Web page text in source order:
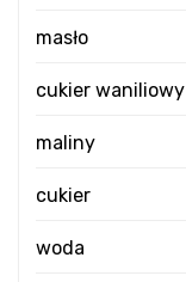
masło
cukier waniliowy
maliny
cukier
woda